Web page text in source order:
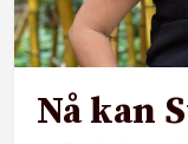
Nå kan